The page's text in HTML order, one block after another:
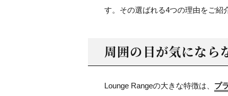
す。その選ばれる4つの理由をご紹
周囲の目が気になら
Lounge Rangeの大きな特徴は、 プ